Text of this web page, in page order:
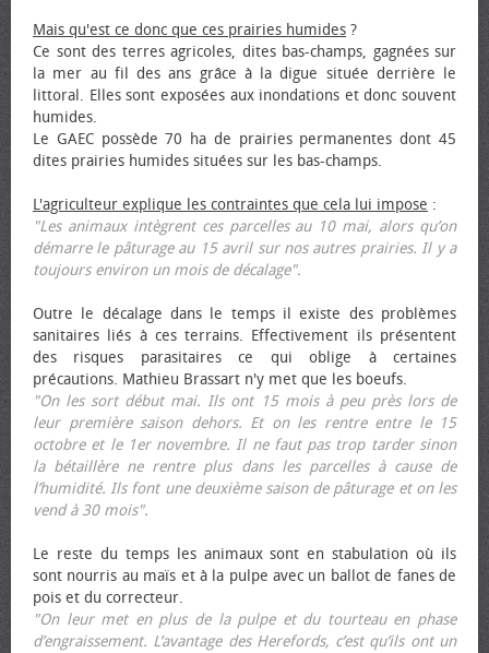
Mais qu'est ce donc que ces prairies humides ?
Ce sont des terres agricoles, dites bas-champs, gagnées sur
la mer au fil des ans grâce à la digue située derrière le
littoral. Elles sont exposées aux inondations et donc souvent
humides.
Le GAEC possède 70 ha de prairies permanentes dont 45
dites prairies humides situées sur les bas-champs.
L'agriculteur explique les contraintes que cela lui impose :
"Les animaux intègrent ces parcelles au 10 mai, alors qu’on
démarre le pâturage au 15 avril sur nos autres prairies. Il y a
toujours environ un mois de décalage".
Outre le décalage dans le temps il existe des problèmes
sanitaires liés à ces terrains. Effectivement ils présentent
des risques parasitaires ce qui oblige à certaines
précautions. Mathieu Brassart n'y met que les bœufs.
"On les sort début mai. Ils ont 15 mois à peu près lors de
leur première saison dehors. Et on les rentre entre le 15
octobre et le 1er novembre. Il ne faut pas trop tarder sinon
la bétaillère ne rentre plus dans les parcelles à cause de
l’humidité. Ils font une deuxième saison de pâturage et on les
vend à 30 mois".
Le reste du temps les animaux sont en stabulation où ils
sont nourris au maïs et à la pulpe avec un ballot de fanes de
pois et du correcteur.
"On leur met en plus de la pulpe et du tourteau en phase
d’engraissement. L’avantage des Herefords, c’est qu’ils ont un